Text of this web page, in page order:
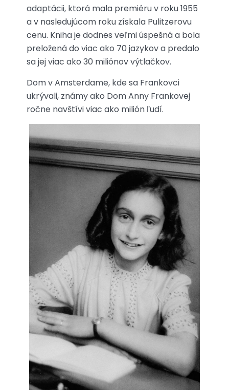
adaptácii, ktorá mala premiéru v roku 1955
a v nasledujúcom roku získala Pulitzerovu
cenu. Kniha je dodnes veľmi úspešná a bola
preložená do viac ako 70 jazykov a predalo
sa jej viac ako 30 miliónov výtlačkov.
Dom v Amsterdame, kde sa Frankovci
ukrývali, známy ako Dom Anny Frankovej
ročne navštívi viac ako milión ľudí.